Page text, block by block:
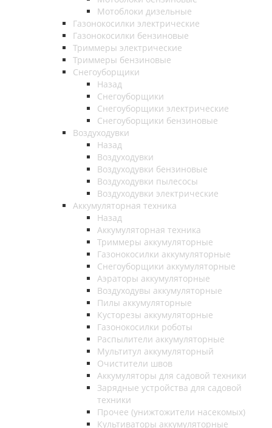
Мотоблоки дизельные
Газонокосилки электрические
Газонокосилки бензиновые
Триммеры электрические
Триммеры бензиновые
Снегоуборщики
Назад
Снегоуборщики
Снегоуборщики электрические
Снегоуборщики бензиновые
Воздуходувки
Назад
Воздуходувки
Воздуходувки бензиновые
Воздуходувки пылесосы
Воздуходувки электрические
Аккумуляторная техника
Назад
Аккумуляторная техника
Триммеры аккумуляторные
Газонокосилки аккумуляторные
Снегоуборщики аккумуляторные
Аэраторы аккумуляторные
Воздуходувы аккумуляторные
Пилы аккумуляторные
Кусторезы аккумуляторные
Газонокосилки роботы
Распылители аккумуляторные
Мультитул аккумуляторный
Очистители швов
Аккумуляторы для садовой техники
Зарядные устройства для садовой
техники
Прочее (унижтожители насекомых)
Культиваторы аккумуляторные